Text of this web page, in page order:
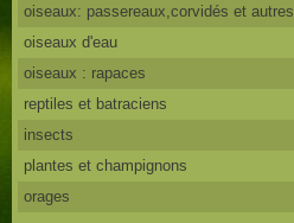
oiseaux: passereaux,corvidés et autres
oiseaux d'eau
oiseaux : rapaces
reptiles et batraciens
insects
plantes et champignons
orages